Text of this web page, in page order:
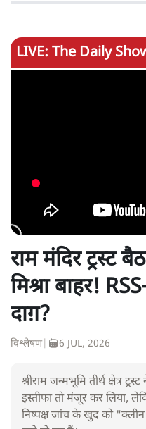
LIVE: The Daily
राम मंदिर ट्रस्ट
मिश्रा बाहर!
दाग़?
विश्लेषण| 6 JUL, 2026
श्रीराम जन्मभूमि तीर्थ क्षेत्र
इस्तीफा तो मंजूर कर लिया,
निष्पक्ष जांच के खुद को